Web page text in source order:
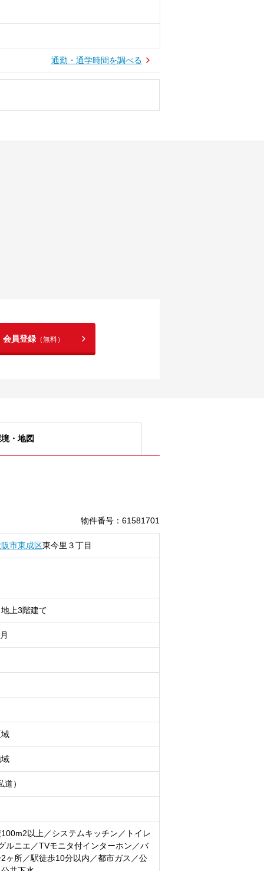
通勤・通学時間を調べる
会員登録 （無料）
・地図
物件番号 ： 61581701
市東成区東今里 ３丁目
上3階建て
）
以上／システムキッチン／トイレ
ルニエ／TVモニタ付インターホン／バ
2ヶ所／駅徒歩10分以内／都市ガス／公